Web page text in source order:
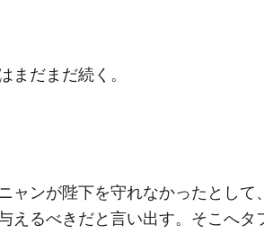
まだまだ続く。
ャンが陛下を守れなかったとして
えるべきだと言い出す。そこへタ